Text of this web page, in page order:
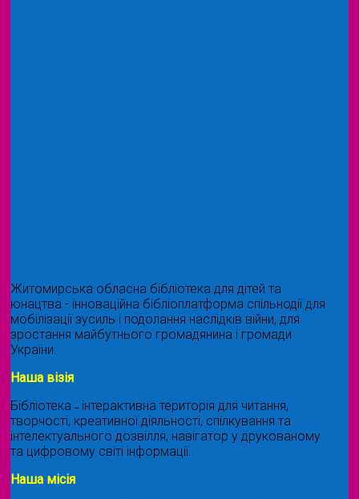
Житомирська обласна бібліотека для дітей та
юнацтва - інноваційна бібліоплатформа спільнодії для
мобілізації зусиль і подолання наслідків війни, для
зростання майбутнього громадянина і громади
України.
Наша візія
Бібліотека ˗ інтерактивна територія для читання,
творчості, креативної діяльності, спілкування та
інтелектуального дозвілля, навігатор у друкованому
та цифровому світі інформації.
Наша місія